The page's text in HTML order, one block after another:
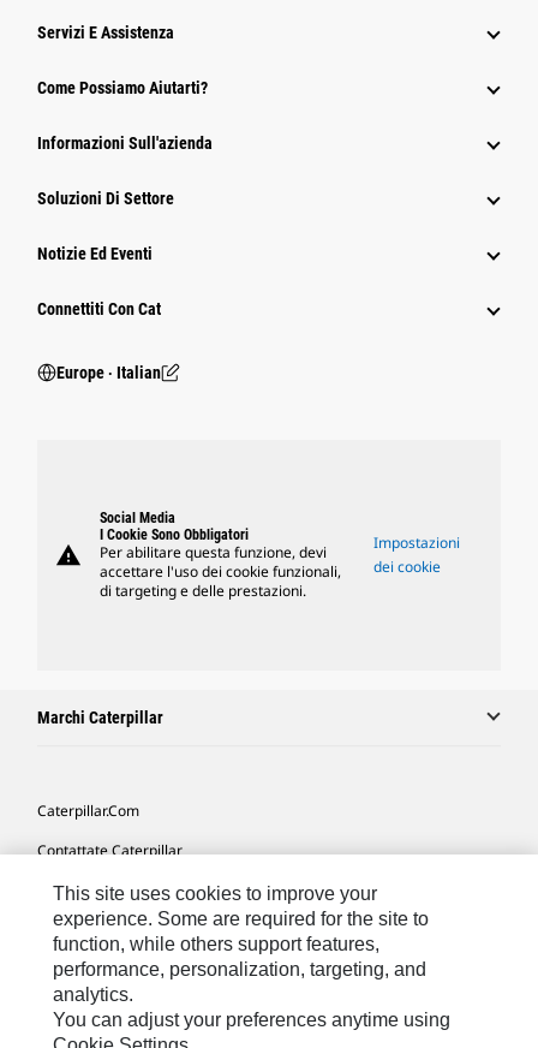
Servizi E Assistenza
Come Possiamo Aiutarti?
Informazioni Sull'azienda
Soluzioni Di Settore
Notizie Ed Eventi
Connettiti Con Cat
Europe ‧ Italian
warning
Social Media
I Cookie Sono Obbligatori
Per abilitare questa funzione, devi
accettare l'uso dei cookie funzionali,
di targeting e delle prestazioni.
Impostazioni
dei cookie
Marchi Caterpillar
Caterpillar.com
Contattate Caterpillar
Le Mie Preferenze Di Marketing
Mappa Del Sito
Cookie Settings
Informazioni Legali
This site uses cookies to improve your
experience. Some are required for the site to
function, while others support features,
performance, personalization, targeting, and
analytics.
You can adjust your preferences anytime using